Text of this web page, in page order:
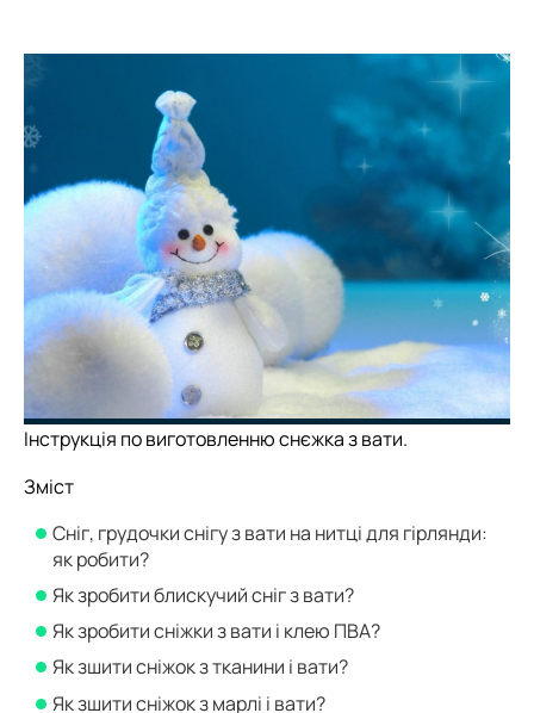
Інструкція по виготовленню снєжка з вати.
Зміст
Сніг, грудочки снігу з вати на нитці для гірлянди:
як робити?
Як зробити блискучий сніг з вати?
Як зробити сніжки з вати і клею ПВА?
Як зшити сніжок з тканини і вати?
Як зшити сніжок з марлі і вати?